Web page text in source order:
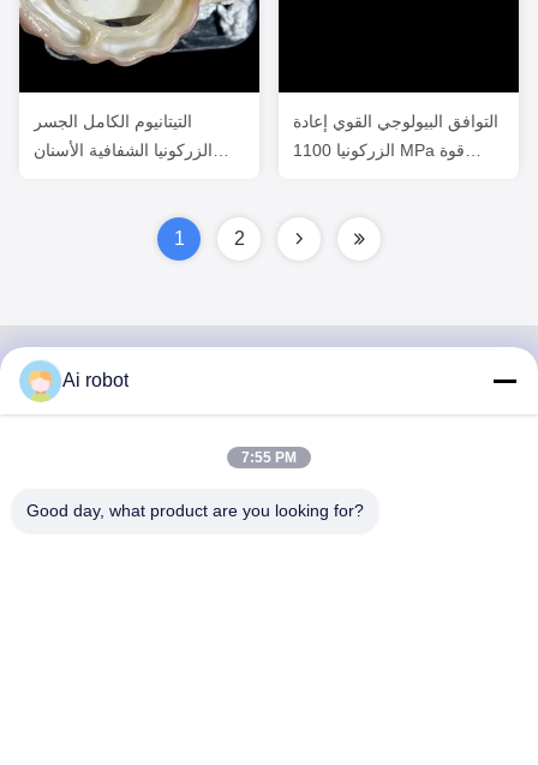
التيتانيوم الكامل الجسر
الزركونيا الشفافية الأسنان
التوافق البيولوجي القوي إعادة
الزركونيا 1100 MPa قوة
1 2
VIVI DENTAI
LABORATORY
Ai robot
7:55 PM
Good day, what product are you looking for?